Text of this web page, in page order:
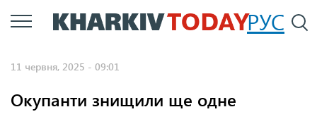
Перейти
до
РУС
11 червня, 2025 - 09:01
Окупанти знищили ще одне